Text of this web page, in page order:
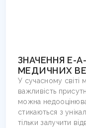
ЗНАЧЕННЯ E-
МЕДИЧНИХ
У сучасному світі
важливість
можна
стикаються з
тільки залучити